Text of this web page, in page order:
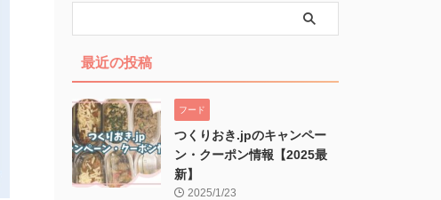
最近の投稿
フード
つくりおき.jpのキャンペー
ン・クーポン情報【2025最
新】
2025/1/23